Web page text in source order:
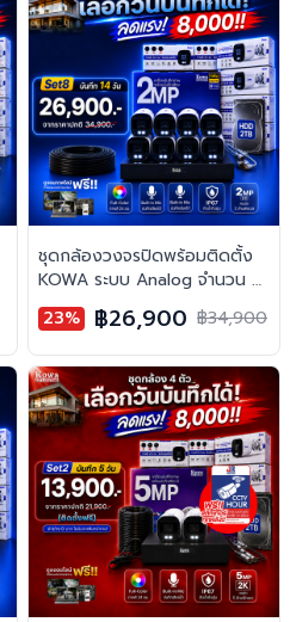
ชุดกล้องวงจรปิดพร้อมติดตั้ง
KOWA ระบบ Analog จำนวน 8
ตัว ความคมชัด 2MP บันทึกภาพ
พร้อมเสียง
23% ฿26,900 ฿34,900